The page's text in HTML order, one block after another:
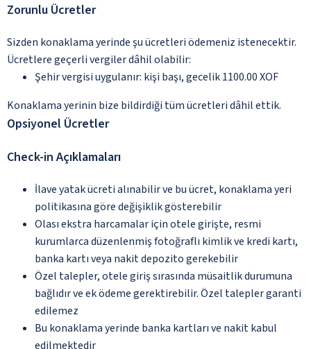
Zorunlu Ücretler
Sizden konaklama yerinde şu ücretleri ödemeniz istenecektir.
Ücretlere geçerli vergiler dâhil olabilir:
Şehir vergisi uygulanır: kişi başı, gecelik 1100.00 XOF
Konaklama yerinin bize bildirdiği tüm ücretleri dâhil ettik.
Opsiyonel Ücretler
Check-in Açıklamaları
İlave yatak ücreti alınabilir ve bu ücret, konaklama yeri
politikasına göre değişiklik gösterebilir
Olası ekstra harcamalar için otele girişte, resmi
kurumlarca düzenlenmiş fotoğraflı kimlik ve kredi kartı,
banka kartı veya nakit depozito gerekebilir
Özel talepler, otele giriş sırasında müsaitlik durumuna
bağlıdır ve ek ödeme gerektirebilir. Özel talepler garanti
edilemez
Bu konaklama yerinde banka kartları ve nakit kabul
edilmektedir